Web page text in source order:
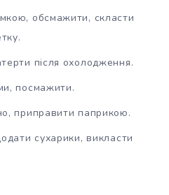
обсмажити, скласти
після охолодження.
посмажити.
приправити паприкою.
сухарики, викласти